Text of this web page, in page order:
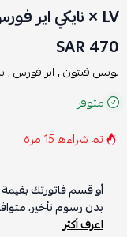
LV × نايكي اير فورس
470 SAR
لويس فيتون ,اير فورس ,
متوفر
تم شراءه15مرة
أو قسم فاتورتك بقيمة
بدون رسوم تأخير،
اعرف أكثر